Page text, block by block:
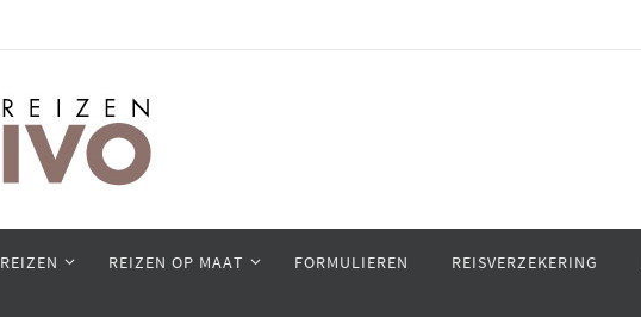
REIZEN OP MAAT FORMULIEREN REISVERZEKERING